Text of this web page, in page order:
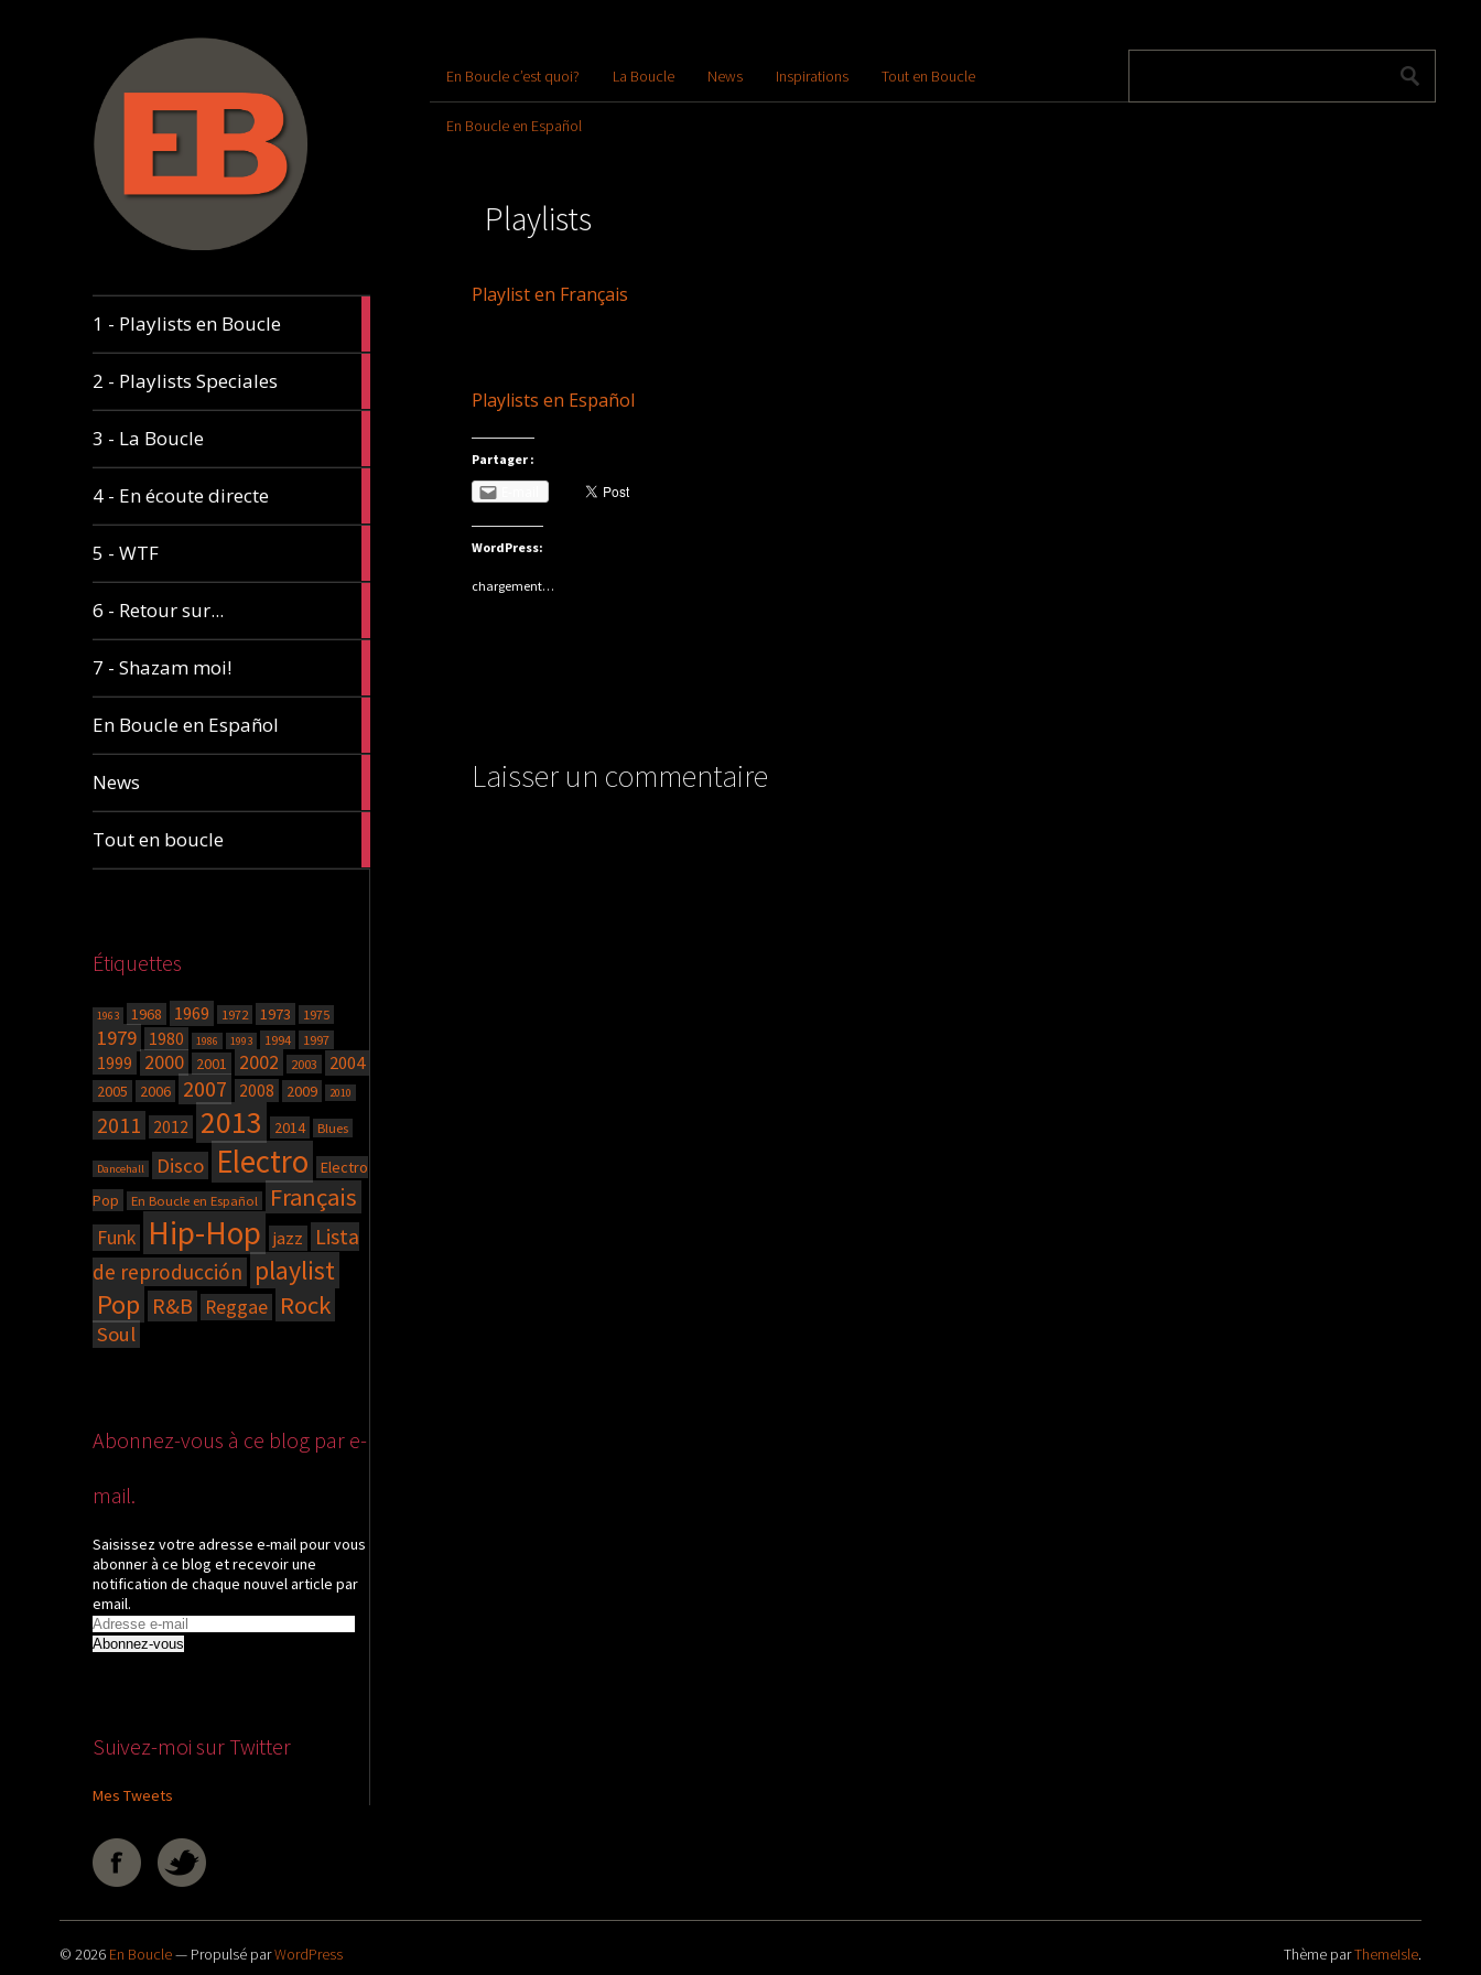
1 - Playlists en Boucle
2 - Playlists Speciales
3 - La Boucle
4 - En écoute directe
5 - WTF
6 - Retour sur...
7 - Shazam moi!
En Boucle en Español
News
Tout en boucle
Étiquettes
1963 1968 1969 1972 1973 1975
1979 1980 1986 1993 1994 1997
1999 2000 2001 2002 2003 2004
2005 2006 2007 2008 2009 2010
2011 2012 2013 2014 Blues
Dancehall Disco Electro
Electro
Pop
En Boucle en Español Français
Funk Hip-Hop jazz
Lista
de reproducción playlist
Pop R&B Reggae Rock
Soul
Abonnez-vous à ce blog par e-
mail.
Saisissez votre adresse e-mail pour vous
abonner à ce blog et recevoir une
notification de chaque nouvel article par
email.
Adresse
e-
Suivez-moi sur Twitter
Mes Tweets
En Boucle c’est quoi? La Boucle News Inspirations Tout en Boucle
En Boucle en Español
Playlists
Playlist en Français
Playlists en Español
Partager :
WordPress:
chargement…
Laisser un commentaire
© 2026 En Boucle— Propulsé parWordPress Thème parThemeIsle.